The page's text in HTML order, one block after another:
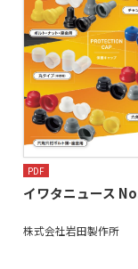
PDF
イワタニュース
株式会社岩田製作所